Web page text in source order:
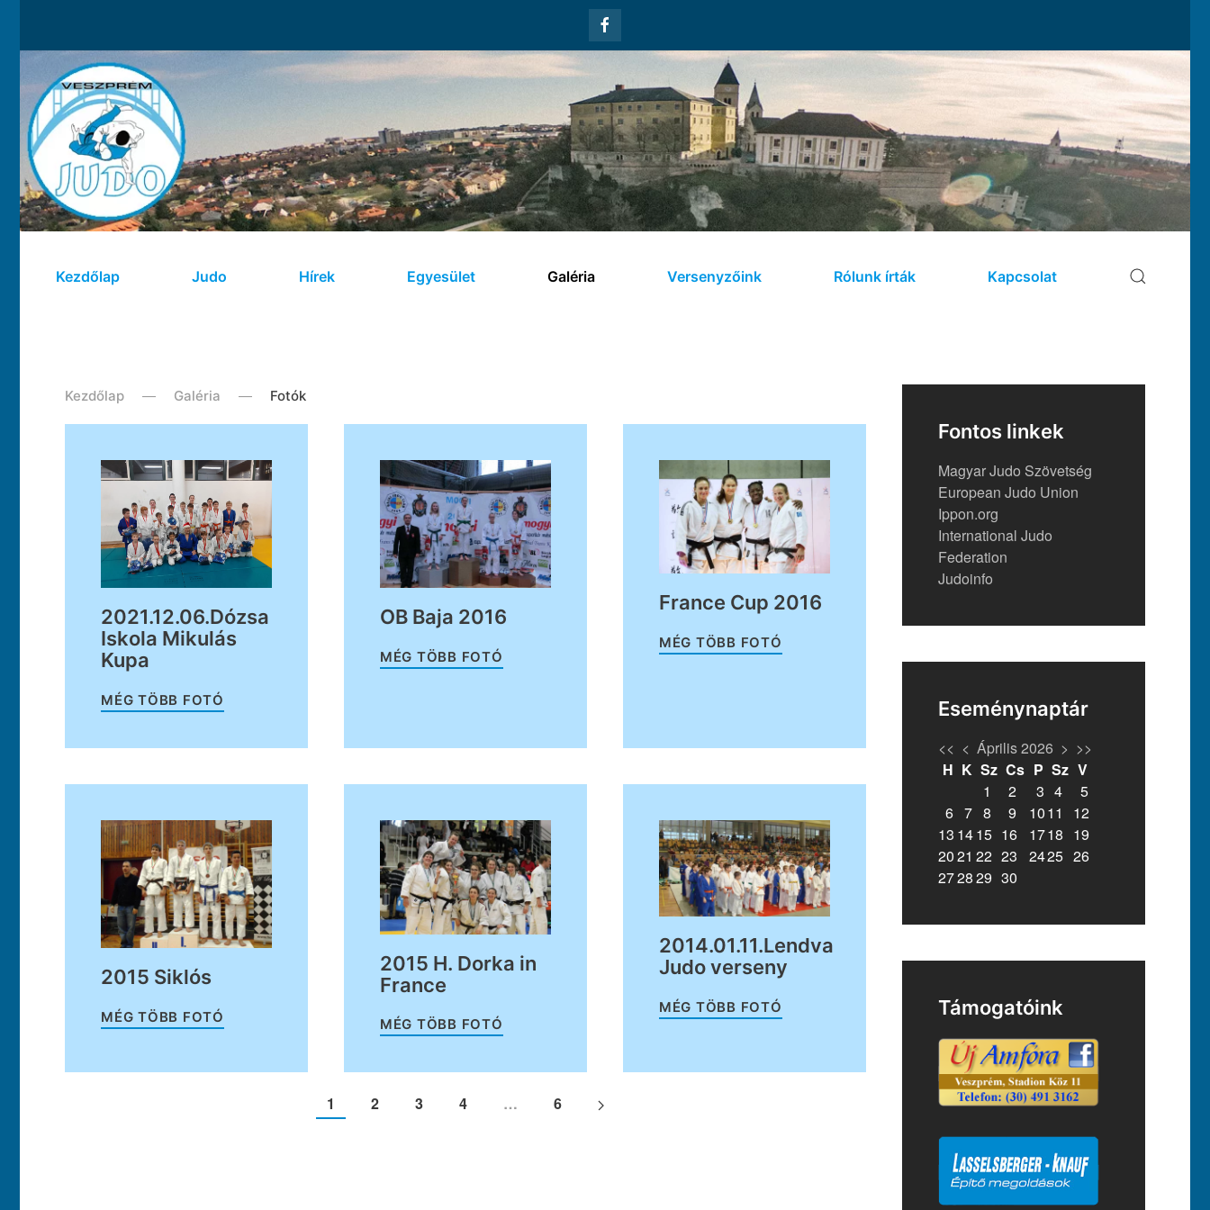
Kezdőlap Judo Hírek Egyesület Galéria Versenyzőink Rólunk írták Kapcsolat
Kezdőlap Galéria Fotók
2021.12.06.Dózsa
Iskola Mikulás
Kupa
MÉG TÖBB FOTÓ
OB Baja 2016
MÉG TÖBB FOTÓ
France Cup 2016
MÉG TÖBB FOTÓ
2015 Siklós
MÉG TÖBB FOTÓ
2015 H. Dorka in
France
MÉG TÖBB FOTÓ
2014.01.11.Lendva
Judo verseny
MÉG TÖBB FOTÓ
1 2 3 4 … 6
Fontos linkek
Magyar Judo Szövetség
European Judo Union
Ippon.org
International Judo
Federation
Judoinfo
Eseménynaptár
<< < Április 2026 > >>
H K Sz Cs P Sz V
1
2 3 4
5
6 7 8 9 1011
12
13 1415 16 1718 19
2021 22 23 2425 26
272829 30
Támogatóink